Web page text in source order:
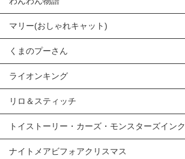
マリー(おしゃれキャット)
くまのプーさん
ライオンキング
リロ＆スティッチ
トイストーリー・カーズ・モンスターズインク
ナイトメアビフォアクリスマス